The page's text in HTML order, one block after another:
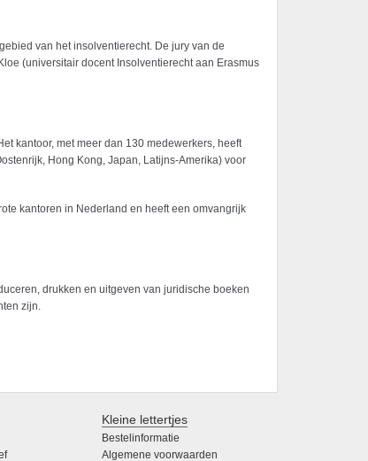
van het insolventierecht. De jury van de
(universitair docent Insolventierecht aan Erasmus
kantoor, met meer dan 130 medewerkers, heeft
Hong Kong, Japan, Latijns-Amerika) voor
kantoren in Nederland en heeft een omvangrijk
drukken en uitgeven van juridische boeken
zijn.
Kleine lettertjes
Bestelinformatie
Algemene voorwaarden